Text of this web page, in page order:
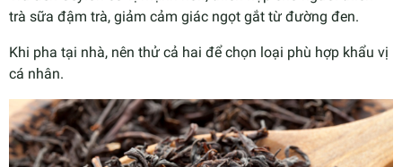
trà sữa đậm trà, giảm cảm giác ngọt gắt từ đường đen.
Khi pha tại nhà, nên thử cả hai để chọn loại phù hợp khẩu vị
cá nhân.